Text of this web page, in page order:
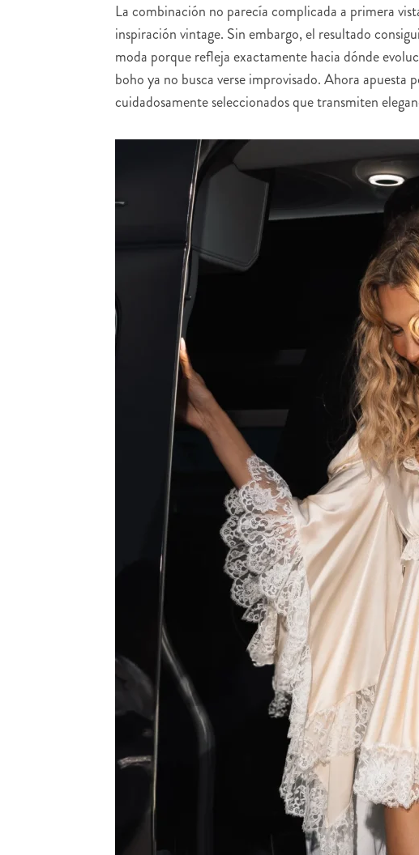
La combinación no parecía complicada a primera
inspiración vintage. Sin embargo, el resultado
moda porque refleja exactamente hacia dónde
boho ya no busca verse improvisado. Ahora apuesta
cuidadosamente seleccionados que transmiten